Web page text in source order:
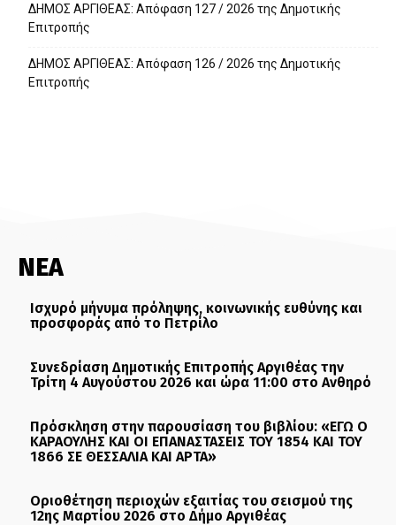
ΔΗΜΟΣ ΑΡΓΙΘΕΑΣ: Απόφαση 127 / 2026 της Δημοτικής
Επιτροπής
ΔΗΜΟΣ ΑΡΓΙΘΕΑΣ: Απόφαση 126 / 2026 της Δημοτικής
Επιτροπής
ΝΕΑ
Ισχυρό μήνυμα πρόληψης, κοινωνικής ευθύνης και
προσφοράς από το Πετρίλο
Συνεδρίαση Δημοτικής Επιτροπής Αργιθέας την
Τρίτη 4 Αυγούστου 2026 και ώρα 11:00 στο Ανθηρό
Πρόσκληση στην παρουσίαση του βιβλίου: «ΕΓΩ Ο
ΚΑΡΑΟΥΛΗΣ ΚΑΙ ΟΙ ΕΠΑΝΑΣΤΑΣΕΙΣ ΤΟΥ 1854 ΚΑΙ ΤΟΥ
1866 ΣΕ ΘΕΣΣΑΛΙΑ ΚΑΙ ΑΡΤΑ»
Οριοθέτηση περιοχών εξαιτίας του σεισμού της
12ης Μαρτίου 2026 στο Δήμο Αργιθέας